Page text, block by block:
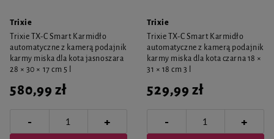
Trixie
Trixie TX-C Smart Karmidło
automatyczne z kamerą podajnik
karmy miska dla kota jasnoszara
28 × 30 × 17 cm 5 l
580,99 zł
- +
Trixie
Trixie TX-C Smart Karmidło
automatyczne z kamerą podajnik
karmy miska dla kota czarna 18 ×
31 × 18 cm 3 l
529,99 zł
- +